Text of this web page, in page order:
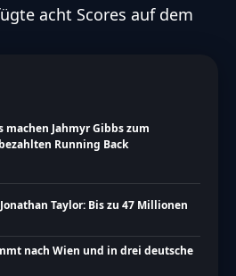
acht Scores auf dem
machen Jahmyr Gibbs zum
Running Back
Taylor: Bis zu 47 Millionen
nach Wien und in drei deutsche